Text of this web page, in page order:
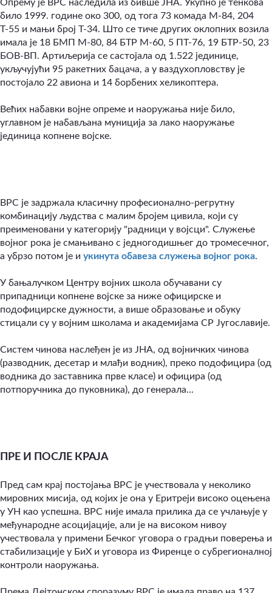
Опрему је ВРС наследила из бивше ЈНА. Укупно је тенкова
било 1999. године око 300, од тога 73 комада М-84, 204
Т-55 и мањи број Т-34. Што се тиче других оклопних возила
имала је 18 БМП М-80, 84 БТР М-60, 5 ПТ-76, 19 БТР-50, 23
БОВ-ВП. Артиљерија се састојала од 1.522 јединице,
укључујући 95 ракетних бацача, а у ваздухопловству је
постојало 22 авиона и 14 борбених хеликоптера.
Већих набавки војне опреме и наоружања није било,
углавном је набављана муниција за лако наоружање
јединица копнене војске.
ВРС је задржала класичну професионално-регрутну
комбинацију људства с малим бројем цивила, који су
преименовани у категорију "радници у војсци". Служење
војног рока је смањивано с једногодишњег до тромесечног,
а убрзо потом је и укинута обавеза служења војног рока.
У бањалучком Центру војних школа обучавани су
припадници копнене војске за ниже официрске и
подофицирске дужности, а више образовање и обуку
стицали су у војним школама и академијама СР Југославије.
Систем чинова наслеђен је из ЈНА, од војничких чинова
(разводник, десетар и млађи водник), преко подофицира (од
водника до заставника прве класе) и официра (од
потпоручника до пуковника), до генерала...
ПРЕ И ПОСЛЕ КРАЈА
Пред сам крај постојања ВРС је учествовала у неколико
мировних мисија, од којих је она у Еритреји високо оцењена
у УН као успешна. ВРС није имала прилика да се учлањује у
међународне асоцијације, али је на високом нивоу
учествовала у примени Бечког уговора о градњи поверења и
стабилизације у БиХ и уговора из Фиренце о субрегионалној
контроли наоружања.